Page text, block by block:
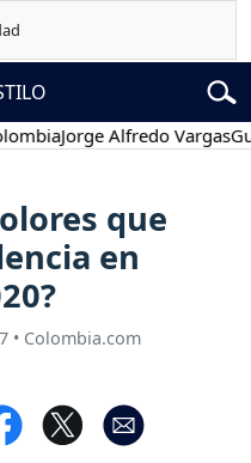
Jorge Alfredo Vargas
que
en
• Colombia.com